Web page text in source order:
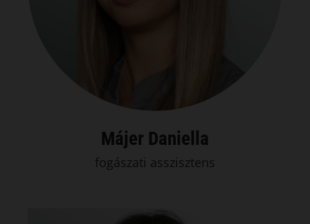
Májer Daniella
fogászati asszisztens